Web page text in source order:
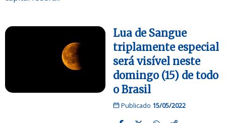
Lua de Sangue
triplamente especial
será visível neste
domingo (15) de todo
o Brasil
Publicado 15/05/2022